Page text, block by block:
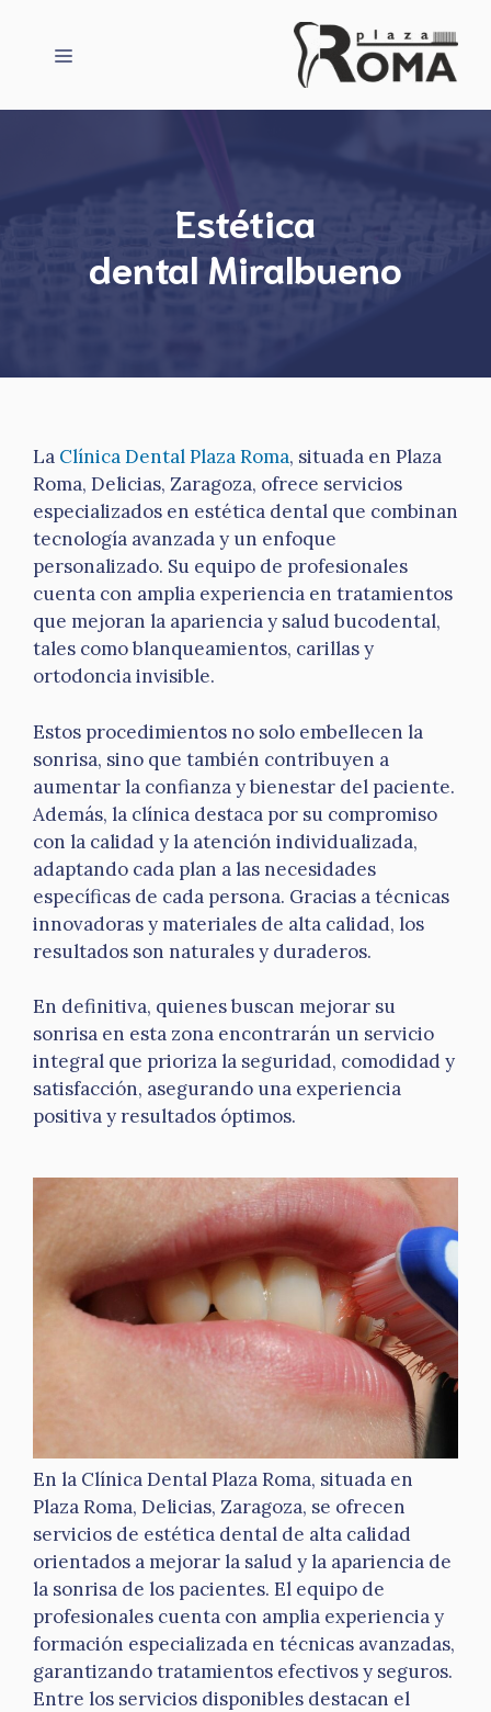
contenido
Menú
Estética
dental Miralbueno
La Clínica Dental Plaza Roma, situada en Plaza
Roma, Delicias, Zaragoza, ofrece servicios
especializados en estética dental que combinan
tecnología avanzada y un enfoque
personalizado. Su equipo de profesionales
cuenta con amplia experiencia en tratamientos
que mejoran la apariencia y salud bucodental,
tales como blanqueamientos, carillas y
ortodoncia invisible.
Estos procedimientos no solo embellecen la
sonrisa, sino que también contribuyen a
aumentar la confianza y bienestar del paciente.
Además, la clínica destaca por su compromiso
con la calidad y la atención individualizada,
adaptando cada plan a las necesidades
específicas de cada persona. Gracias a técnicas
innovadoras y materiales de alta calidad, los
resultados son naturales y duraderos.
En definitiva, quienes buscan mejorar su
sonrisa en esta zona encontrarán un servicio
integral que prioriza la seguridad, comodidad y
satisfacción, asegurando una experiencia
positiva y resultados óptimos.
En la Clínica Dental Plaza Roma, situada en
Plaza Roma, Delicias, Zaragoza, se ofrecen
servicios de estética dental de alta calidad
orientados a mejorar la salud y la apariencia de
la sonrisa de los pacientes. El equipo de
profesionales cuenta con amplia experiencia y
formación especializada en técnicas avanzadas,
garantizando tratamientos efectivos y seguros.
Entre los servicios disponibles destacan el